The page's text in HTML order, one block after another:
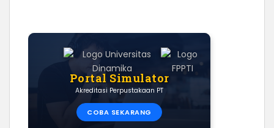
Portal Simulator
Akreditasi Perpustakaan PT
COBA SEKARANG